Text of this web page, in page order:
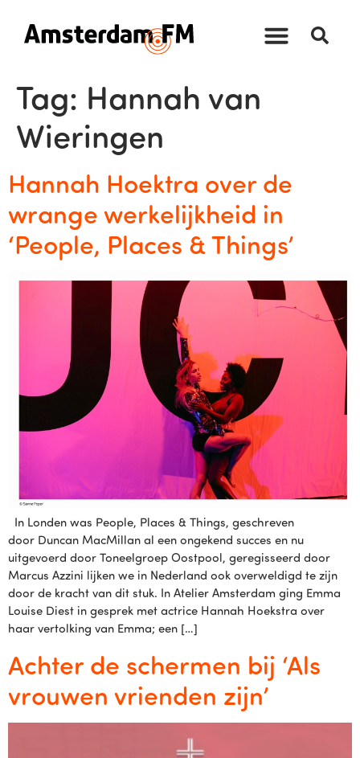
Tag: Hannah van
Wieringen
Hannah Hoektra over de
wrange werkelijkheid in
‘People, Places & Things’
In Londen was People, Places & Things, geschreven
door Duncan MacMillan al een ongekend succes en nu
uitgevoerd door Toneelgroep Oostpool, geregisseerd door
Marcus Azzini lijken we in Nederland ook overweldigd te zijn
door de kracht van dit stuk. In Atelier Amsterdam ging Emma
Louise Diest in gesprek met actrice Hannah Hoekstra over
haar vertolking van Emma; een […]
Achter de schermen bij ‘Als
vrouwen vrienden zijn’